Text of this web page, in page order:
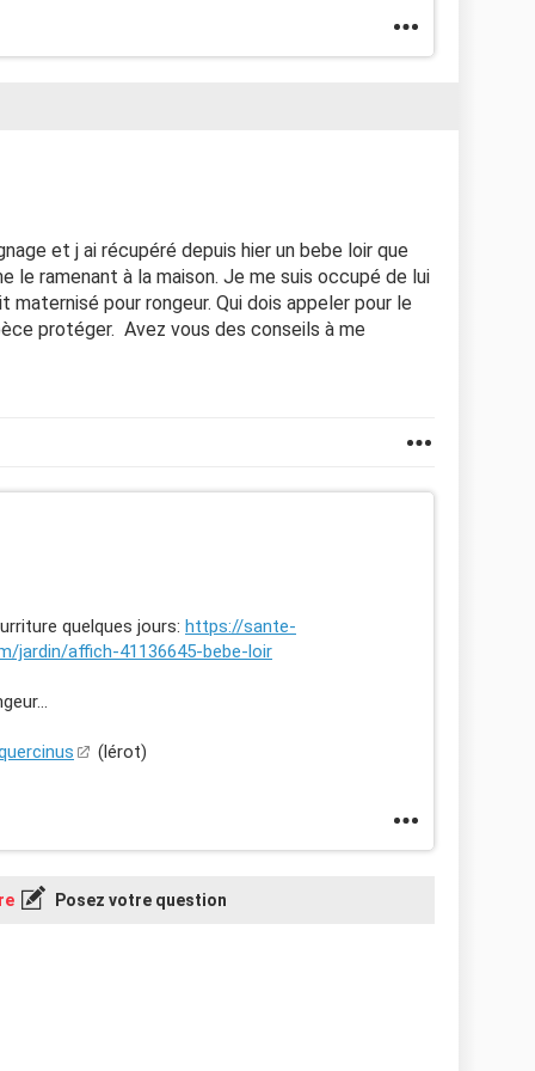
et j ai récupéré depuis hier un bebe loir que
le ramenant à la maison. Je me suis occupé de lui
pour rongeur. Qui dois appeler pour le
protéger. Avez vous des conseils à me
quelques jours: https://sante-
jardin/affich-41136645-bebe-loir
(lérot)
Posez votre question